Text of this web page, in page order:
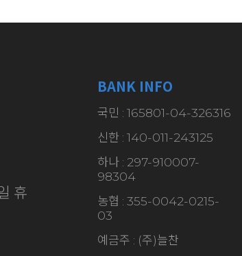
휴
BANK INFO
국민 : 165801-04-326316
신한 : 140-011-243125
하나 : 297-910007-
98304
농협 : 355-0042-0215-
03
예금주 : (주)늘찬